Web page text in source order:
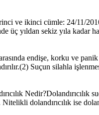
ve ikinci cümle: 24/11/
üç yıldan sekiz yıla
endişe, korku ve
Suçun silahla
Nedir?Dolandırıcılık
dolandırıcılık ise